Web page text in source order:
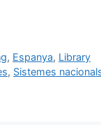
, Espanya, Library
, Sistemes